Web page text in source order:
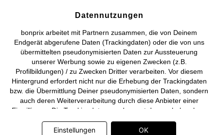
Datennutzungen
bonprix arbeitet mit Partnern zusammen, die von Deinem
Endgerät abgerufene Daten (Trackingdaten) oder die von uns
übermittelten pseudonymisierten Daten zur Aussteuerung
unserer Werbung sowie zu eigenen Zwecken (z.B.
Profilbildungen) / zu Zwecken Dritter verarbeiten. Vor diesem
Hintergrund erfordert nicht nur die Erhebung der Trackingdaten
bzw. die Übermittlung Deiner pseudonymisierten Daten, sondern
auch deren Weiterverarbeitung durch diese Anbieter einer
Einwilligung. Die Trackingdaten werden erst dann erhoben bzw.
Deine pseudonymisierten Daten erst dann übermittelt, wenn Du
auf den in dem Banner auf bonprix.de wiedergebenden Button
Einstellungen OK